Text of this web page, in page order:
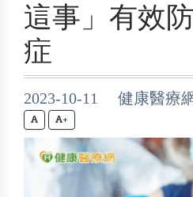
這事」有效
症
2023-10-11 健康醫療
+